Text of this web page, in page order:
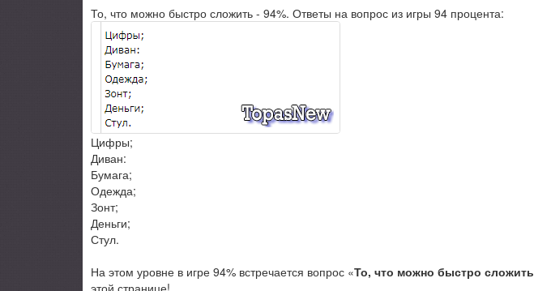
То, что можно быстро сложить - 94%. Ответы на вопрос из игры 94 процента:
Цифры;
Диван:
Бумага;
Одежда;
Зонт;
Деньги;
Стул.
На этом уровне в игре 94% встречается вопрос «То, что можно быстро сложить
этой странице!